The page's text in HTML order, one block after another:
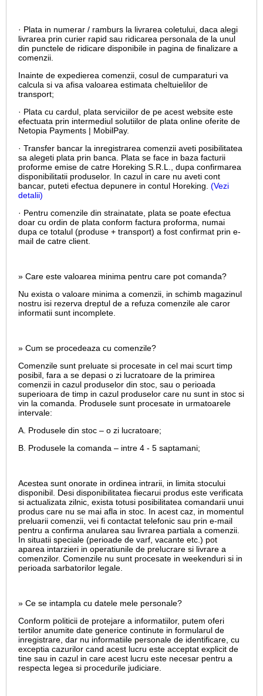
· Plata in numerar / ramburs la livrarea coletului, daca alegi
livrarea prin curier rapid sau ridicarea personala de la unul
din punctele de ridicare disponibile in pagina de finalizare a
comenzii.
Inainte de expedierea comenzii, cosul de cumparaturi va
calcula si va afisa valoarea estimata cheltuielilor de
transport;
· Plata cu cardul, plata serviciilor de pe acest website este
efectuata prin intermediul solutiilor de plata online oferite de
Netopia Payments | MobilPay.
· Transfer bancar la inregistrarea comenzii aveti posibilitatea
sa alegeti plata prin banca. Plata se face in baza facturii
proforme emise de catre Horeking S.R.L., dupa confirmarea
disponibilitatii produselor. In cazul in care nu aveti cont
bancar, puteti efectua depunere in contul Horeking. (Vezi
detalii)
· Pentru comenzile din strainatate, plata se poate efectua
doar cu ordin de plata conform factura proforma, numai
dupa ce totalul (produse + transport) a fost confirmat prin e-
mail de catre client.
» Care este valoarea minima pentru care pot comanda?
Nu exista o valoare minima a comenzii, in schimb magazinul
nostru isi rezerva dreptul de a refuza comenzile ale caror
informatii sunt incomplete.
» Cum se procedeaza cu comenzile?
Comenzile sunt preluate si procesate in cel mai scurt timp
posibil, fara a se depasi o zi lucratoare de la primirea
comenzii in cazul produselor din stoc, sau o perioada
superioara de timp in cazul produselor care nu sunt in stoc si
vin la comanda. Produsele sunt procesate in urmatoarele
intervale:
A. Produsele din stoc – o zi lucratoare;
B. Produsele la comanda – intre 4 - 5 saptamani;
Acestea sunt onorate in ordinea intrarii, in limita stocului
disponibil. Desi disponibilitatea fiecarui produs este verificata
si actualizata zilnic, exista totusi posibilitatea comandarii unui
produs care nu se mai afla in stoc. In acest caz, in momentul
preluarii comenzii, vei fi contactat telefonic sau prin e-mail
pentru a confirma anularea sau livrarea partiala a comenzii.
In situatii speciale (perioade de varf, vacante etc.) pot
aparea intarzieri in operatiunile de prelucrare si livrare a
comenzilor. Comenzile nu sunt procesate in weekenduri si in
perioada sarbatorilor legale.
» Ce se intampla cu datele mele personale?
Conform politicii de protejare a informatiilor, putem oferi
tertilor anumite date generice continute in formularul de
inregistrare, dar nu informatiile personale de identificare, cu
exceptia cazurilor cand acest lucru este acceptat explicit de
tine sau in cazul in care acest lucru este necesar pentru a
respecta legea si procedurile judiciare.